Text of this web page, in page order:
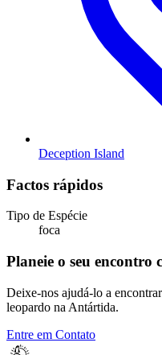
Deception Island
Factos rápidos
Tipo de Espécie
foca
Planeie o seu encontro
Deixe-nos ajudá-lo a
leopardo na Antártida.
Entre em Contato